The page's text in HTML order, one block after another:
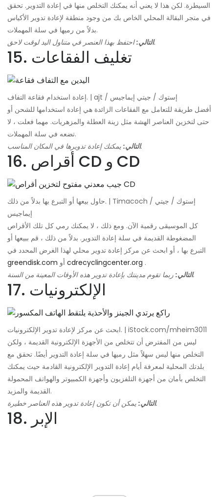
السيطرة. لكن هذا لا يعني أنه يمكنك التخلص منها في إعادة التدوير. تحقق
في متجر البقالة المحلي الخاص بك من وجود منطقة لإعادة تدوير الأكياس
بدلاً من رميها في سلة المهملات.
التالي:احتفظ بهذا العنصر في متناول اليد لوقت لاحق.
15. تغليف الفقاعات
إعادة استخدام فقاعة التفاف. | ajt / إستوك / جيتي إيماجيس
أفضل طريقة للتعامل مع الفقاعات الزائدة هي إعادة استخدامها للشحن أو
حتى لتخزين العناصر الهشة مثل زينة العطلة والمزهريات. مهما فعلت ، لا
تضعه في سلة المهملات.
التالي:يمكنك إعادة تدويرها في المكان المناسب.
16. أقراص CD و CD
حاول بيعها أو التبرع بها بدلاً من ذلك. | Timacoch / إستوك / جيتي
إيماجيس
كل الموسيقى رقمية الآن. ومع ذلك ، لا يمكنك رمي كل تلك الأقراص
المضغوطة القديمة في سلة إعادة التدوير. بدلاً من ذلك ، قم ببيعها أو
التبرع بها ، أو ابحث عن مركز إعادة تدوير محلي لهذا الغرض المحدد في
greendisk.com
cdrecyclingcenter.org .
التالي:ربما تقوم مدينتك بإعادة تدوير هذه الأوقات المعينة من السنة.
17. الإلكترونيات
ابحث عن مركز لإعادة تدوير الإلكترونيات. | iStock.com/mheim3011
ليس من المفترض أن تتخلص من الأجهزة الإلكترونية القديمة ، ولكن
التخلص منها ليس سهلاً مثل رميها في سلة إعادة التدوير أيضًا. تحقق مع
بلدتك المحلية لمعرفة أيام إعادة التدوير الإلكترونية القادمة حيث يمكنك
التخلص بأمان من أجهزة التلفزيون وأجهزة الكمبيوتر والهواتف المحمولة
القديمة والمزيد.
التالي:يمكن أن تكون إعادة تدوير هذه العناصر خطيرة.
18. الإبر